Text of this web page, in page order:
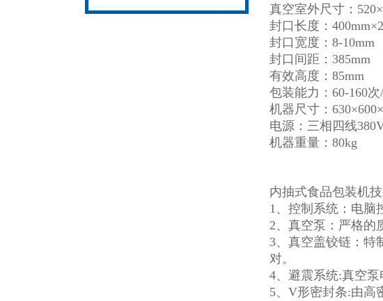
真空室外尺寸：
封口长度：
封口宽度：8-10mm
封口间距：385mm
有效高度：85mm
包装能力：60-160
机器尺寸：
电源：三相四线
机器重量：80kg
内抽式食品包装机技
1、控制系统：电脑
2、真空泵：严格的
3、真空盖铰链：特
对。
4、避震系统:真空
5、V形密封条:由高